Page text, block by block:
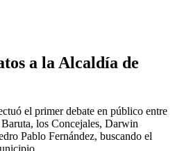
a la Alcaldía de
el primer debate en público entre
los Concejales, Darwin
Pablo Fernández, buscando el